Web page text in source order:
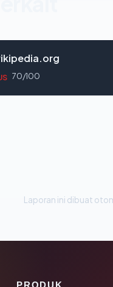
70/100
Laporan ini dibuat
PRODUK